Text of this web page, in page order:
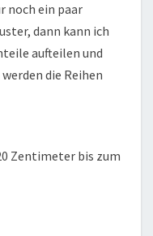
noch ein paar
dann kann ich
aufteilen und
die Reihen
Zentimeter bis zum